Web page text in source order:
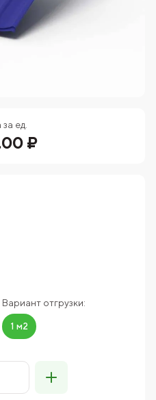
ед.
₽
Вариант отгрузки:
1 м2